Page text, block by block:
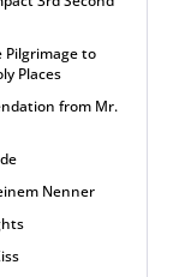
to
Places
from Mr.
Nenner